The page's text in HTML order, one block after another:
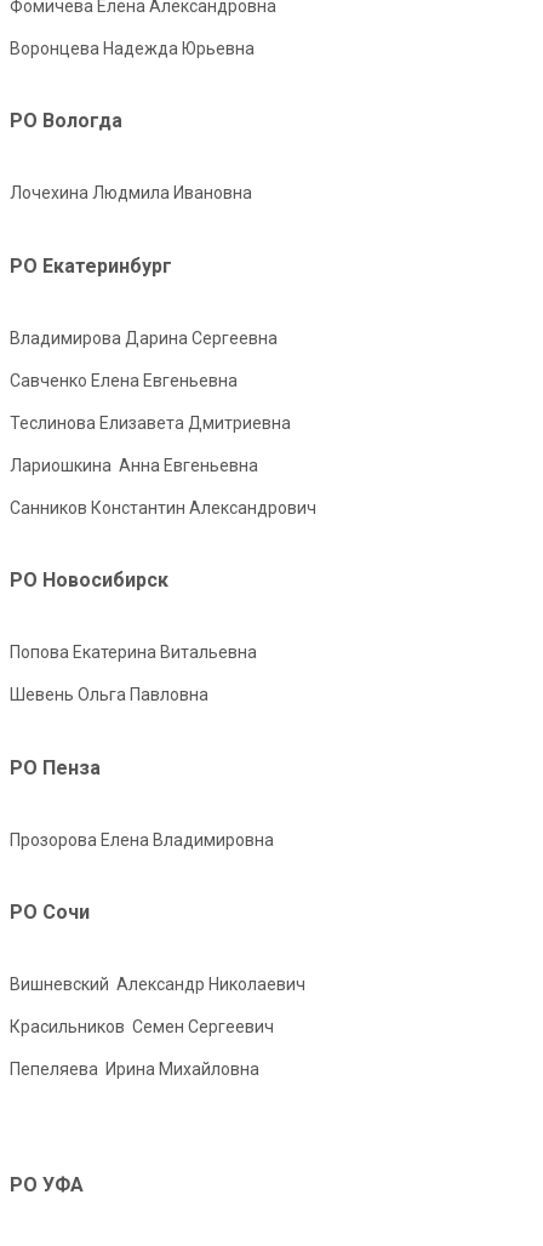
Фомичева Елена Александровна
Воронцева Надежда Юрьевна
РО Вологда
Лочехина Людмила Ивановна
РО Екатеринбург
Владимирова Дарина Сергеевна
Савченко Елена Евгеньевна
Теслинова Елизавета Дмитриевна
Лариошкина Анна Евгеньевна
Санников Константин Александрович
РО Новосибирск
Попова Екатерина Витальевна
Шевень Ольга Павловна
РО Пенза
Прозорова Елена Владимировна
РО Сочи
Вишневский Александр Николаевич
Красильников Семен Сергеевич
Пепеляева Ирина Михайловна
РО УФА